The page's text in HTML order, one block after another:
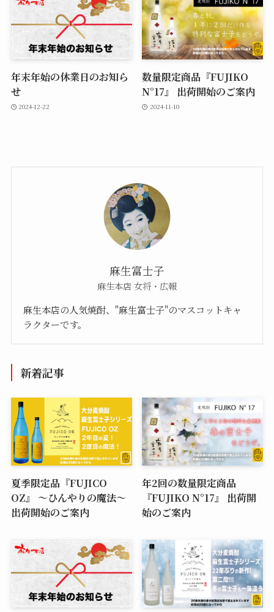
年末年始の休業日のお知ら
せ
2024-12-22
数量限定商品『FUJIKO
N°17』 出荷開始のご案内
2024-11-10
麻生富士子
麻生本店 女将・広報
麻生本店の人気焼酎、"麻生富士子"のマスコットキャ
ラクターです。
新着記事
夏季限定品『FUJICO
OZ』 ～ひんやりの魔法～
出荷開始のご案内
年2回の数量限定商品
『FUJIKO N°17』 出荷開
始のご案内